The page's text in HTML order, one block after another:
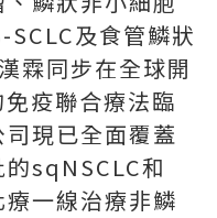
及食管鱗狀
霖同步在全球開
疫聯合療法臨
現已全面覆蓋
sqNSCLC和
一線治療非鱗